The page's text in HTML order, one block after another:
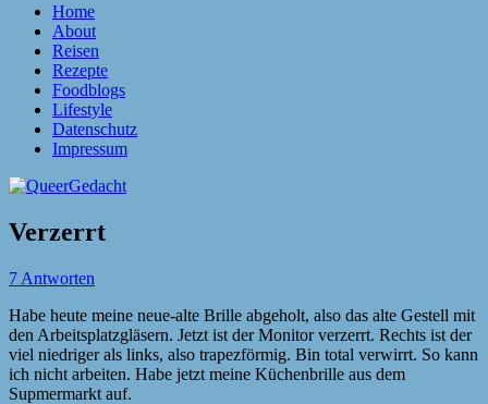
Home
About
Reisen
Rezepte
Foodblogs
Lifestyle
Datenschutz
Impressum
Verzerrt
7 Antworten
Habe heute meine neue-alte Brille abgeholt, also das alte Gestell mit
den Arbeitsplatzgläsern. Jetzt ist der Monitor verzerrt. Rechts ist der
viel niedriger als links, also trapezförmig. Bin total verwirrt. So kann
ich nicht arbeiten. Habe jetzt meine Küchenbrille aus dem
Supmermarkt auf.